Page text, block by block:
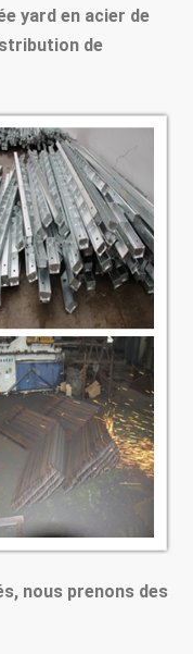
yard en acier de
de
nous prenons des